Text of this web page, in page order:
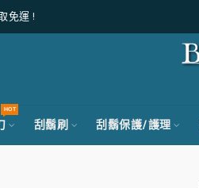
免運 !
HOT
刮鬍刷 刮鬍保護/護理